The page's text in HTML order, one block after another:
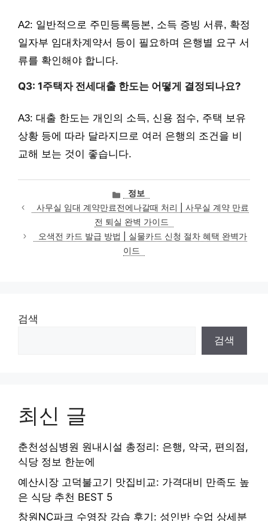
A2: 일반적으로 주민등록등본, 소득 증빙 서류, 확정
일자부 임대차계약서 등이 필요하며 은행별 요구 서
류를 확인해야 합니다.
Q3: 1주택자 전세대출 한도는 어떻게 결정되나요?
A3: 대출 한도는 개인의 소득, 신용 점수, 주택 보유
상황 등에 따라 달라지므로 여러 은행의 조건을 비
교해 보는 것이 좋습니다.
카
테
고
리
정보
사무실 임대 계약만료전에나갈때 처리 | 사무실 계약 만료
전 퇴실 완벽 가이드
오색전 카드 발급 방법 | 실물카드 신청 절차 혜택 완벽가
이드
검색
검색
최신 글
춘천성심병원 원내시설 총정리: 은행, 약국, 편의점,
식당 정보 한눈에
예산시장 고덕불고기 맛집비교: 가격대비 만족도 높
은 식당 추천 BEST 5
창원NC파크 수영장 강습 후기: 성인반 수업 상세분